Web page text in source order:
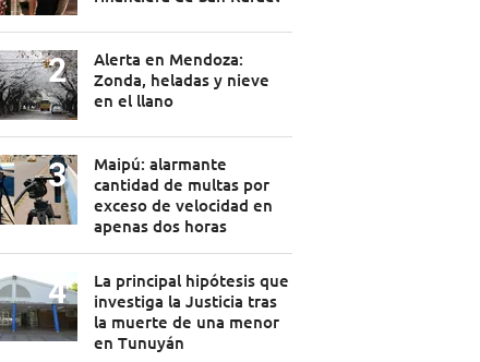
Alerta en Mendoza:
Zonda, heladas y nieve
en el llano
Maipú: alarmante
cantidad de multas por
exceso de velocidad en
apenas dos horas
La principal hipótesis que
investiga la Justicia tras
la muerte de una menor
en Tunuyán